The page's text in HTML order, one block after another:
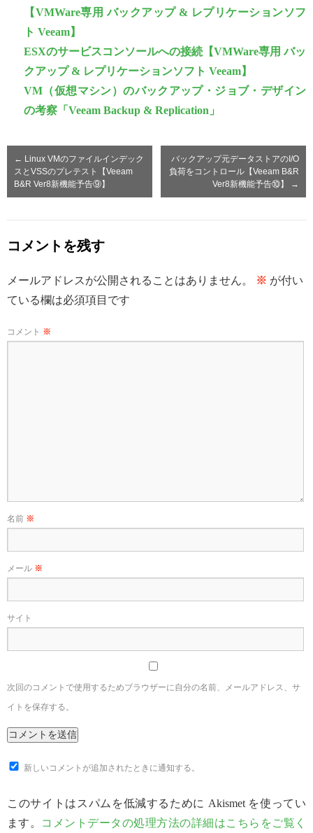
【VMWare専用 バックアップ & レプリケーションソフ
ト Veeam】
ESXのサービスコンソールへの接続【VMWare専用 バッ
クアップ & レプリケーションソフト Veeam】
VM（仮想マシン）のバックアップ・ジョブ・デザイン
の考察「Veeam Backup & Replication」
← Linux VMのファイルインデック
スとVSSのプレテスト【Veeam
B&R Ver8新機能予告⑨】
バックアップ元データストアのI/O
負荷をコントロール【Veeam B&R
Ver8新機能予告⑩】
→
コメントを残す
メールアドレスが公開されることはありません。 ※ が付い
ている欄は必須項目です
コメント ※
名前 ※
メール ※
サイト
次回のコメントで使用するためブラウザーに自分の名前、メールアドレス、サ
イトを保存する。
新しいコメントが追加されたときに通知する。
このサイトはスパムを低減するために Akismet を使ってい
ます。 コメントデータの処理方法の詳細はこちらをご覧く